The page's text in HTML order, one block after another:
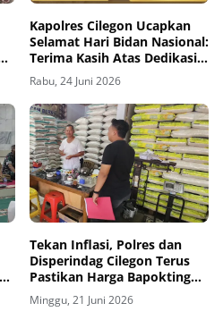
Kapolres Cilegon Ucapkan
Selamat Hari Bidan Nasional:
Terima Kasih Atas Dedikasi
untuk Ibu dan Anak
Rabu, 24 Juni 2026
Tekan Inflasi, Polres dan
Disperindag Cilegon Terus
Pastikan Harga Bapokting
Tetap Stabil Di setiap
Harinya.
Minggu, 21 Juni 2026